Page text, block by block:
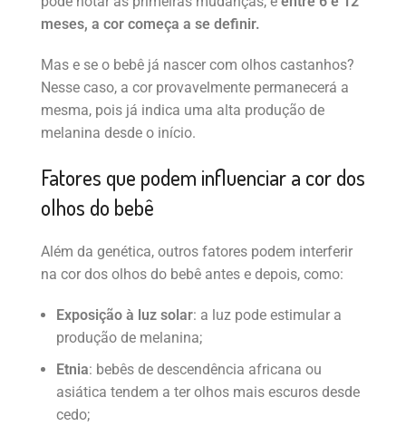
meses, a cor começa a se definir.
Mas e se o bebê já nascer com olhos castanhos?
Nesse caso, a cor provavelmente permanecerá a
mesma, pois já indica uma alta produção de
melanina desde o início.
Fatores que podem influenciar a cor dos
olhos do bebê
Além da genética, outros fatores podem interferir
na cor dos olhos do bebê antes e depois, como:
Exposição à luz solar: a luz pode estimular a
produção de melanina;
Etnia: bebês de descendência africana ou
asiática tendem a ter olhos mais escuros desde
cedo;